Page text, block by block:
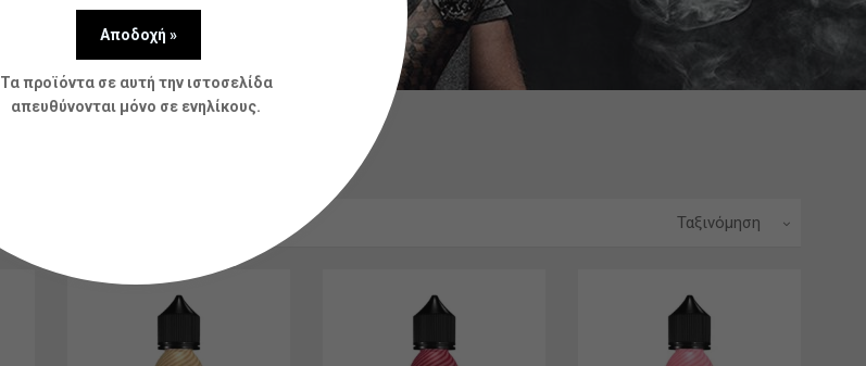
Ταξινόμηση
Τα προϊόντα σε αυτή την ιστοσελίδα
απευθύνονται μόνο σε ενηλίκους.